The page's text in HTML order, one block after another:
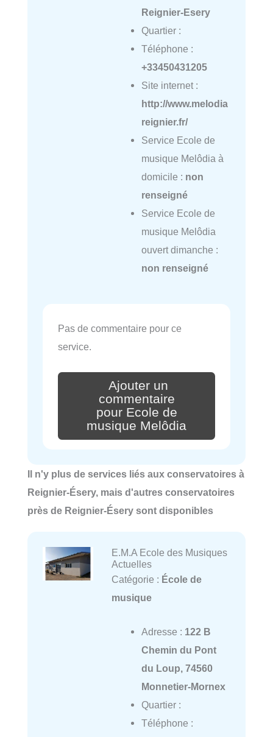
Reignier-Esery
Quartier :
Téléphone :
+33450431205
Site internet :
http://www.melodia
reignier.fr/
Service Ecole de
musique Melôdia à
domicile : non
renseigné
Service Ecole de
musique Melôdia
ouvert dimanche :
non renseigné
Pas de commentaire pour ce
service.
Ajouter un
commentaire
pour Ecole de
musique Melôdia
Il n'y plus de services liés aux conservatoires à
Reignier-Ésery, mais d'autres conservatoires
près de Reignier-Ésery sont disponibles
E.M.A Ecole des Musiques
Actuelles
Catégorie : École de
musique
Adresse : 122 B
Chemin du Pont
du Loup, 74560
Monnetier-Mornex
Quartier :
Téléphone :